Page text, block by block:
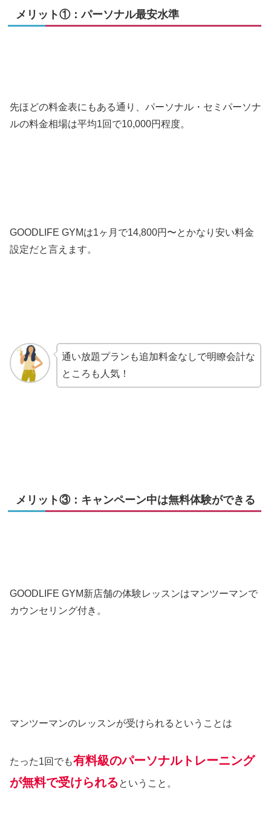
メリット①：パーソナル最安水準
先ほどの料金表にもある通り、パーソナル・セミパーソナ
ルの料金相場は平均1回で10,000円程度。
GOODLIFE GYMは1ヶ月で14,800円〜とかなり安い料金
設定だと言えます。
通い放題プランも追加料金なしで明瞭会計な
ところも人気！
メリット③：キャンペーン中は無料体験ができる
GOODLIFE GYM新店舗の体験レッスンはマンツーマンで
カウンセリング付き。
マンツーマンのレッスンが受けられるということは
たった1回でも有料級のパーソナルトレーニング
が無料で受けられるということ。